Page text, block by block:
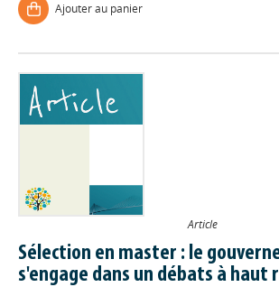
Ajouter au panier
Article
Sélection en master : le
s'engage dans un débats à haut